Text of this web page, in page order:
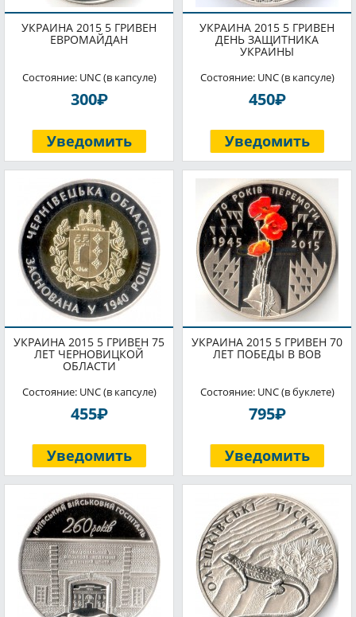
УКРАИНА 2015 5 ГРИВЕН
ЕВРОМАЙДАН
Состояние: UNC (в капсуле)
300P
Уведомить
УКРАИНА 2015 5 ГРИВЕН
ДЕНЬ ЗАЩИТНИКА
УКРАИНЫ
Состояние: UNC (в капсуле)
450P
Уведомить
УКРАИНА 2015 5 ГРИВЕН 75
ЛЕТ ЧЕРНОВИЦКОЙ
ОБЛАСТИ
Состояние: UNC (в капсуле)
455P
Уведомить
УКРАИНА 2015 5 ГРИВЕН 70
ЛЕТ ПОБЕДЫ В ВОВ
Состояние: UNC (в буклете)
795P
Уведомить